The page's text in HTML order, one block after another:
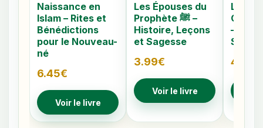
Naissance en
Islam – Rites et
Bénédictions
pour le Nouveau-
né
6.45€
Voir le livre
Les Épouses du
Prophète ﷺ –
Histoire, Leçons
et Sagesse
3.99€
Voir le livre
Les
–
4.79